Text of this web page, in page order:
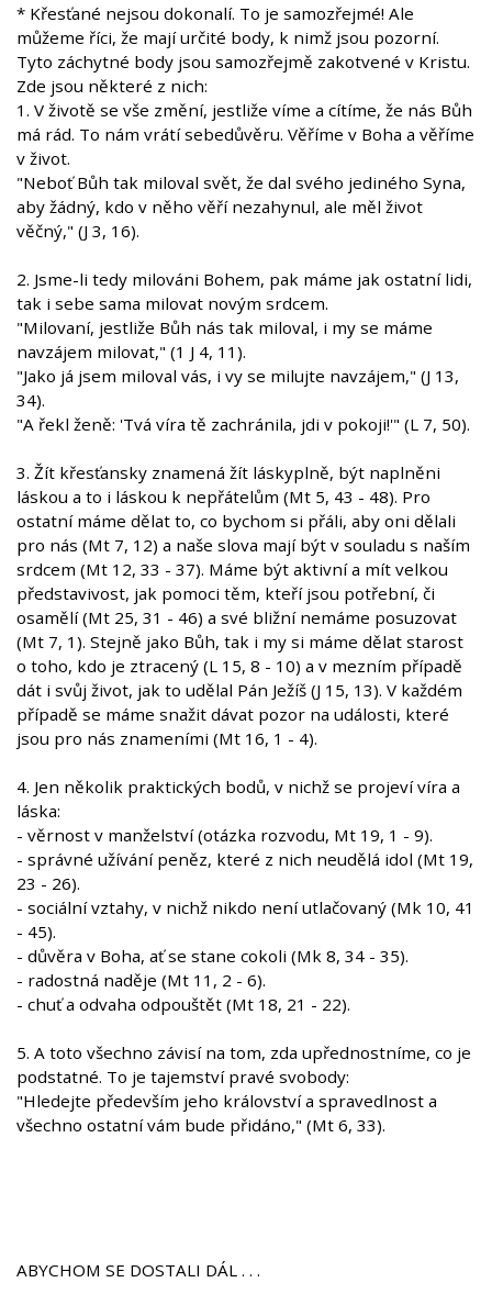
* Křesťané nejsou dokonalí. To je samozřejmé! Ale
můžeme říci, že mají určité body, k nimž jsou pozorní.
Tyto záchytné body jsou samozřejmě zakotvené v Kristu.
Zde jsou některé z nich:
1. V životě se vše změní, jestliže víme a cítíme, že nás Bůh
má rád. To nám vrátí sebedůvěru. Věříme v Boha a věříme
v život.
"Neboť Bůh tak miloval svět, že dal svého jediného Syna,
aby žádný, kdo v něho věří nezahynul, ale měl život
věčný," (J 3, 16).
2. Jsme-li tedy milováni Bohem, pak máme jak ostatní lidi,
tak i sebe sama milovat novým srdcem.
"Milovaní, jestliže Bůh nás tak miloval, i my se máme
navzájem milovat," (1 J 4, 11).
"Jako já jsem miloval vás, i vy se milujte navzájem," (J 13,
34).
"A řekl ženě: 'Tvá víra tě zachránila, jdi v pokoji!'" (L 7, 50).
3. Žít křesťansky znamená žít láskyplně, být naplněni
láskou a to i láskou k nepřátelům (Mt 5, 43 - 48). Pro
ostatní máme dělat to, co bychom si přáli, aby oni dělali
pro nás (Mt 7, 12) a naše slova mají být v souladu s naším
srdcem (Mt 12, 33 - 37). Máme být aktivní a mít velkou
představivost, jak pomoci těm, kteří jsou potřební, či
osamělí (Mt 25, 31 - 46) a své bližní nemáme posuzovat
(Mt 7, 1). Stejně jako Bůh, tak i my si máme dělat starost
o toho, kdo je ztracený (L 15, 8 - 10) a v mezním případě
dát i svůj život, jak to udělal Pán Ježíš (J 15, 13). V každém
případě se máme snažit dávat pozor na události, které
jsou pro nás znameními (Mt 16, 1 - 4).
4. Jen několik praktických bodů, v nichž se projeví víra a
láska:
- věrnost v manželství (otázka rozvodu, Mt 19, 1 - 9).
- správné užívání peněz, které z nich neudělá idol (Mt 19,
23 - 26).
- sociální vztahy, v nichž nikdo není utlačovaný (Mk 10, 41
- 45).
- důvěra v Boha, ať se stane cokoli (Mk 8, 34 - 35).
- radostná naděje (Mt 11, 2 - 6).
- chuť a odvaha odpouštět (Mt 18, 21 - 22).
5. A toto všechno závisí na tom, zda upřednostníme, co je
podstatné. To je tajemství pravé svobody:
"Hledejte především jeho království a spravedlnost a
všechno ostatní vám bude přidáno," (Mt 6, 33).
ABYCHOM SE DOSTALI DÁL . . .